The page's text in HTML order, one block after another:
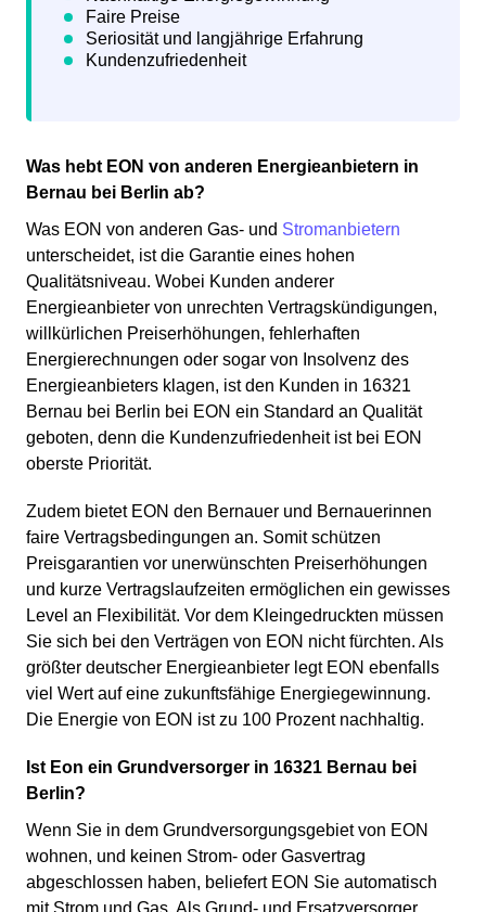
Was hebt EON von anderen Energieanbietern in
Bernau bei Berlin ab?
Was EON von anderen Gas- und Stromanbietern
unterscheidet, ist die Garantie eines hohen
Qualitätsniveau. Wobei Kunden anderer
Energieanbieter von unrechten Vertragskündigungen,
willkürlichen Preiserhöhungen, fehlerhaften
Energierechnungen oder sogar von Insolvenz des
Energieanbieters klagen, ist den Kunden in 16321
Bernau bei Berlin bei EON ein Standard an Qualität
geboten, denn die Kundenzufriedenheit ist bei EON
oberste Priorität.
Zudem bietet EON den Bernauer und Bernauerinnen
faire Vertragsbedingungen an. Somit schützen
Preisgarantien vor unerwünschten Preiserhöhungen
und kurze Vertragslaufzeiten ermöglichen ein gewisses
Level an Flexibilität. Vor dem Kleingedruckten müssen
Sie sich bei den Verträgen von EON nicht fürchten. Als
größter deutscher Energieanbieter legt EON ebenfalls
viel Wert auf eine zukunftsfähige Energiegewinnung.
Die Energie von EON ist zu 100 Prozent nachhaltig.
Ist Eon ein Grundversorger in 16321 Bernau bei
Berlin?
Wenn Sie in dem Grundversorgungsgebiet von EON
wohnen, und keinen Strom- oder Gasvertrag
abgeschlossen haben, beliefert EON Sie automatisch
mit Strom und Gas. Als Grund- und Ersatzversorger